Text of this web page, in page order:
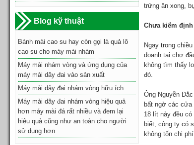
trứng ăn xong,
Chưa kiểm
Ngay trong
doanh tại chợ
không tìm thấy
đó.
Ông Nguyễn
bất ngờ các cửa
18 lít này đều
biết, công ty có
không tốn chi
Blog kỹ thuật
Bánh mài cao su hay còn gọi là quả lô
cao su cho máy mài nhám
Máy mài nhám vòng và ứng dụng của
máy mài dây đai vào sản xuất
Máy mài dây đai nhám vòng hữu ích
Máy mài dây đai nhám vòng hiệu quả
hơn máy mài đá rất nhiều và đem lại
hiệu quả cũng như an toàn cho người
sử dụng hơn